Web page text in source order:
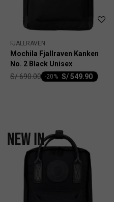
FJALLRAVEN
Mochila Fjallraven Kanken
No. 2 Black Unisex
S/549.90
-20
S/690.00